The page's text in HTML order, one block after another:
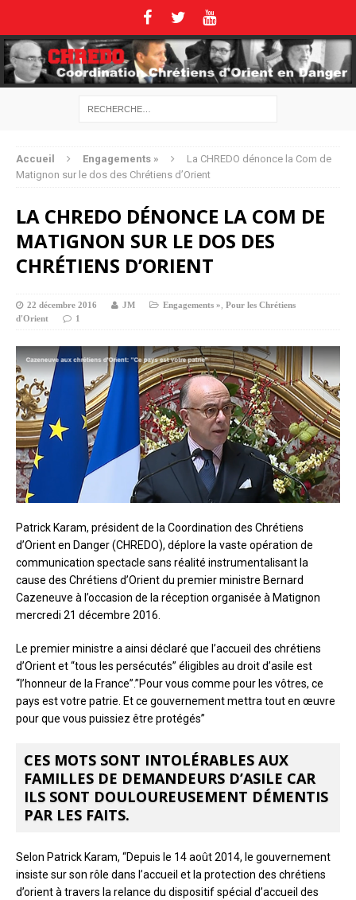
Accueil Engagements »
La CHREDO dénonce la Com de
Matignon sur le dos des Chrétiens d’Orient
LA CHREDO DÉNONCE LA COM DE
MATIGNON SUR LE DOS DES
CHRÉTIENS D’ORIENT
22 décembre 2016 JM Engagements » Pour les Chrétiens
d'Orient
1
Patrick Karam, président de la Coordination des Chrétiens
d’Orient en Danger (CHREDO), déplore la vaste opération de
communication spectacle sans réalité instrumentalisant la
cause des Chrétiens d’Orient du premier ministre Bernard
Cazeneuve à l’occasion de la réception organisée à Matignon
mercredi 21 décembre 2016.
Le premier ministre a ainsi déclaré que l’accueil des chrétiens
d’Orient et “tous les persécutés” éligibles au droit d’asile est
“l’honneur de la France”.”Pour vous comme pour les vôtres, ce
pays est votre patrie. Et ce gouvernement mettra tout en œuvre
pour que vous puissiez être protégés”
CES MOTS SONT INTOLÉRABLES AUX
FAMILLES DE DEMANDEURS D’ASILE CAR
ILS SONT DOULOUREUSEMENT DÉMENTIS
PAR LES FAITS.
Selon Patrick Karam, “Depuis le 14 août 2014, le gouvernement
insiste sur son rôle dans l’accueil et la protection des chrétiens
d’orient à travers la relance du dispositif spécial d’accueil des